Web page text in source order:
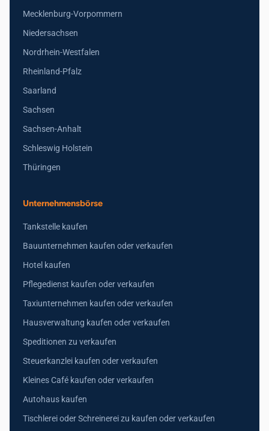
Mecklenburg-Vorpommern
Niedersachsen
Nordrhein-Westfalen
Rheinland-Pfalz
Saarland
Sachsen
Sachsen-Anhalt
Schleswig Holstein
Thüringen
Unternehmensbörse
Tankstelle kaufen
Bauunternehmen kaufen oder verkaufen
Hotel kaufen
Pflegedienst kaufen oder verkaufen
Taxiunternehmen kaufen oder verkaufen
Hausverwaltung kaufen oder verkaufen
Speditionen zu verkaufen
Steuerkanzlei kaufen oder verkaufen
Kleines Café kaufen oder verkaufen
Autohaus kaufen
Tischlerei oder Schreinerei zu kaufen oder verkaufen